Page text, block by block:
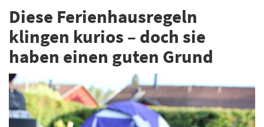
Diese Ferienhausregeln
klingen kurios – doch sie
haben einen guten Grund